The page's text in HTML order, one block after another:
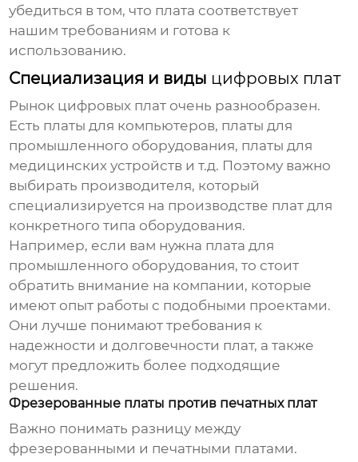
убедиться в том, что плата соответствует
нашим требованиям и готова к
использованию.
Специализация и виды цифровых плат
Рынок цифровых плат очень разнообразен.
Есть платы для компьютеров, платы для
промышленного оборудования, платы для
медицинских устройств и т.д. Поэтому важно
выбирать производителя, который
специализируется на производстве плат для
конкретного типа оборудования.
Например, если вам нужна плата для
промышленного оборудования, то стоит
обратить внимание на компании, которые
имеют опыт работы с подобными проектами.
Они лучше понимают требования к
надежности и долговечности плат, а также
могут предложить более подходящие
решения.
Фрезерованные платы против печатных плат
Важно понимать разницу между
фрезерованными и печатными платами.